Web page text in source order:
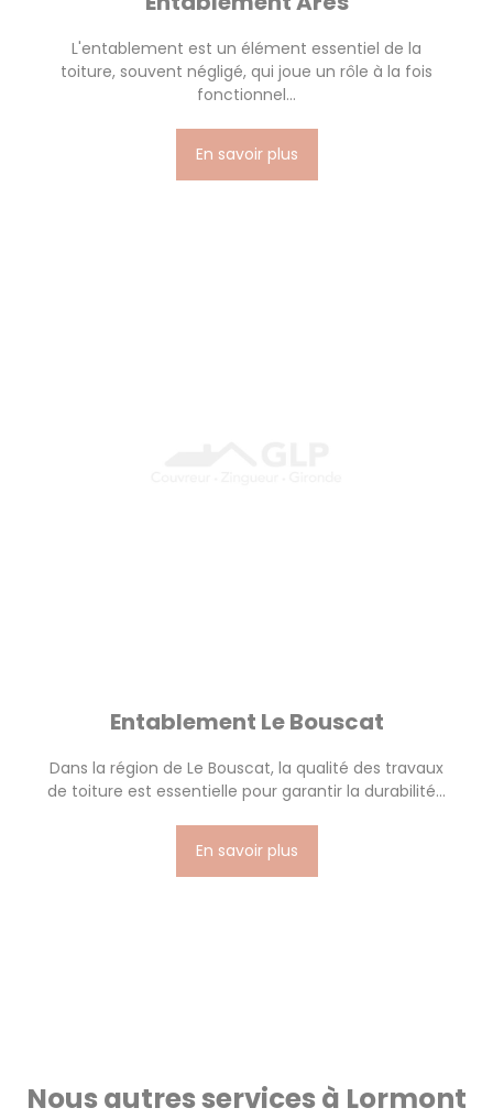
L'entablement est un élément essentiel de la
toiture, souvent négligé, qui joue un rôle à la fois
fonctionnel...
En savoir plus
Entablement Le Bouscat
Dans la région de Le Bouscat, la qualité des travaux
de toiture est essentielle pour garantir la durabilité...
En savoir plus
Nous autres services à Lormont